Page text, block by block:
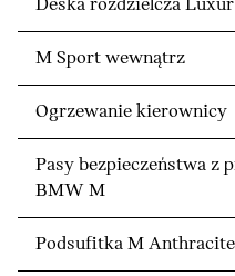
Deska rozdzielcza
M Sport wewnątrz
Ogrzewanie kierownicy
Pasy bezpieczeństwa z
BMW M
Podsufitka M Anthracite